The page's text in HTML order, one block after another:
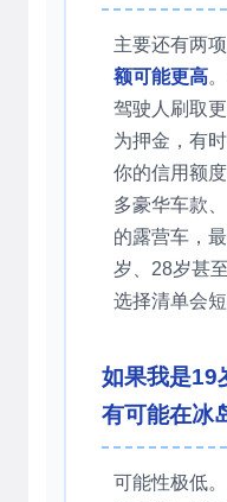
主要还有两
额可能更高
驾驶人刷取
为押金，有
你的信用额
多豪华车款
的露营车，
岁、28岁甚
选择清单会短
如果我是19
有可能在冰
可能性极低